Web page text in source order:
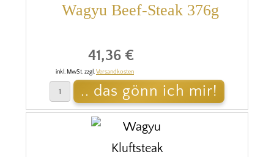
Wagyu Beef-Steak 376g
41,36 €
inkl. MwSt. zzgl.Versandkosten